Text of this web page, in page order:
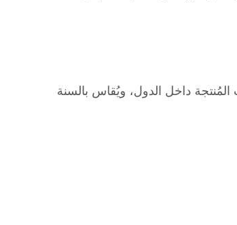
المُنتجة داخل الدول، ويُقاس بالسنة